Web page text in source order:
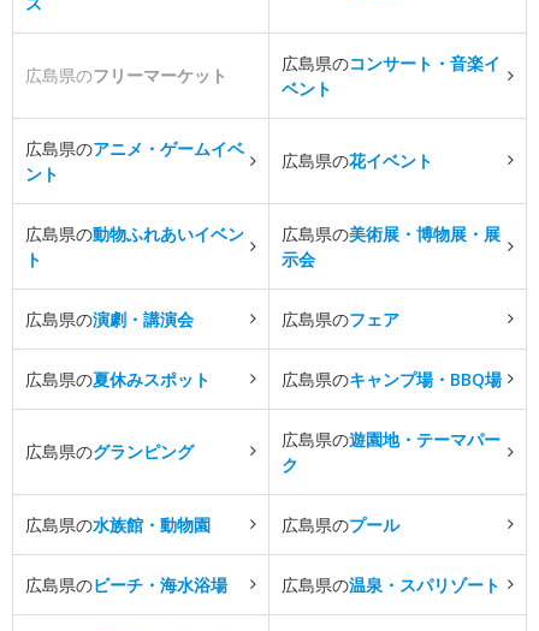
広島県のフリーマーケット
広島県のコンサート・音楽イ
ベント
広島県のアニメ・ゲームイベ
ント
広島県の花イベント
広島県の動物ふれあいイベン
ト
広島県の美術展・博物展・展
示会
広島県の演劇・講演会 広島県のフェア
広島県の夏休みスポット 広島県のキャンプ場・BBQ場
広島県のグランピング
広島県の遊園地・テーマパー
ク
広島県の水族館・動物園 広島県のプール
広島県のビーチ・海水浴場 広島県の温泉・スパリゾート